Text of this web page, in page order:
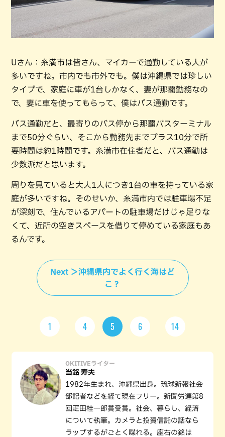
Uさん：糸満市は皆さん、マイカーで通勤している人が
多いですね。市内でも市外でも。僕は沖縄県では珍しい
タイプで、家庭に車が1台しかなく、妻が那覇勤務なの
で、妻に車を使ってもらって、僕はバス通勤です。
バス通勤だと、最寄りのバス停から那覇バスターミナル
まで50分ぐらい、そこから勤務先までプラス10分で所
要時間は約1時間です。糸満市在住者だと、バス通勤は
少数派だと思います。
周りを見ていると大人1人につき1台の車を持っている家
庭が多いですね。そのせいか、糸満市内では駐車場不足
が深刻で、住んでいるアパートの駐車場だけじゃ足りな
くて、近所の空きスペースを借りて停めている家庭もあ
るんです。
Next ＞沖縄県内でよく行く海はど
こ？
1 4 5 6 14
OKITIVEライター
当銘 寿夫
1982年生まれ、沖縄県出身。琉球新報社会
部記者などを経て現在フリー。新聞労連第8
回疋田桂一郎賞受賞。社会、暮らし、経済
について執筆。カメラと投資信託の話なら
ラップするがごとく喋れる。座右の銘は